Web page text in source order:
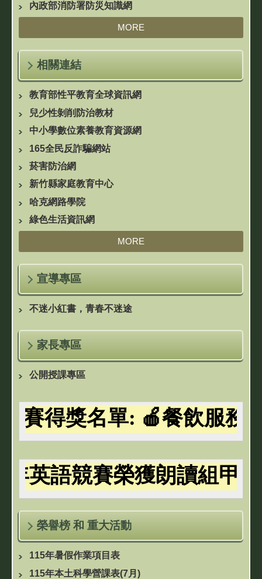
內政部消防署防災知識網
MORE
相關連結
教育部性平教育全球資訊網
兒少性剝削防治教材
中小學數位素養教育資源網
165全民反詐騙網站
菸害防治網
新竹縣家庭教育中心
哈克網路學院
綠色生活資訊網
MORE
宣導專區
不迷小紅書，青春不迷途
家長專區
公開授課專區
得獎名單: 🍎餐飲服務
英語競賽榮獲朗讀組甲等
榮譽榜 和 重大活動
115年暑假作業項目表
115年本土科學營課表(7月)